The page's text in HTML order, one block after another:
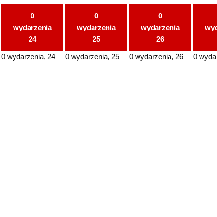
0
wydarzenia
24
0 wydarzenia, 24
0
wydarzenia
25
0 wydarzenia, 25
0
wydarzenia
26
0 wydarzenia, 26 0